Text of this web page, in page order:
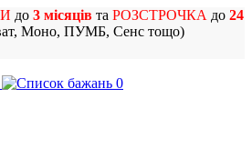
до 3 місяців та РОЗСТРОЧКА до 24
Моно, ПУМБ, Сенс тощо)
0